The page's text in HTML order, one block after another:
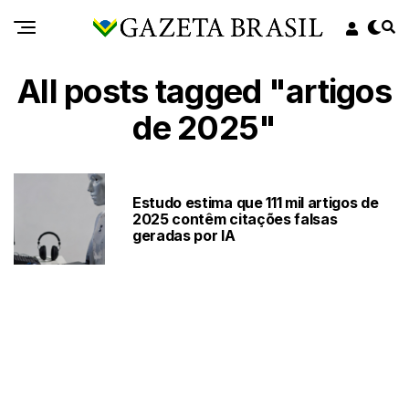
All posts tagged "artigos
de 2025"
Estudo estima que 111 mil artigos de
2025 contêm citações falsas
geradas por IA